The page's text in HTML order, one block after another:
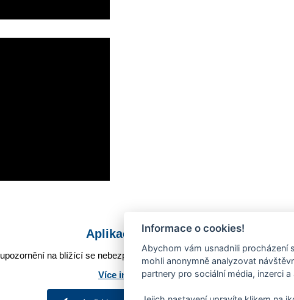
Aplikace Mobilní rozhlas
na blížící se nebezpečí, odstávky, poruchy a výpadky
Více informací o aplikaci
Informace o cookies!
Abychom vám usnadnili procházení
mohli anonymně analyzovat
partnery pro sociální média, inzerci a